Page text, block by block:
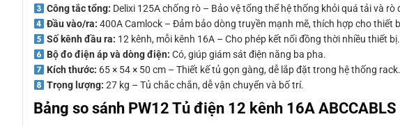
Công tắc tổng: Delixi 125A chống rò – Bảo vệ tổng thể hệ thống khỏi quá tải và rò
Đầu vào/ra: 400A Camlock – Đảm bảo dòng truyền mạnh mẽ, thích hợp cho thiết
Số kênh đầu ra: 12 kênh, mỗi kênh 16A – Cho phép kết nối đồng thời nhiều thiết bị.
Bộ đo điện áp và dòng điện: Có, giúp giám sát điện năng ba pha.
Kích thước: 65 × 54 × 50 cm – Thiết kế tủ gọn gàng, dễ lắp đặt trong hệ thống rack.
Trọng lượng: 27 kg – Tủ chắc chắn, dễ vận chuyển và bố trí.
Bảng so sánh PW12 Tủ điện 12 kênh 16A